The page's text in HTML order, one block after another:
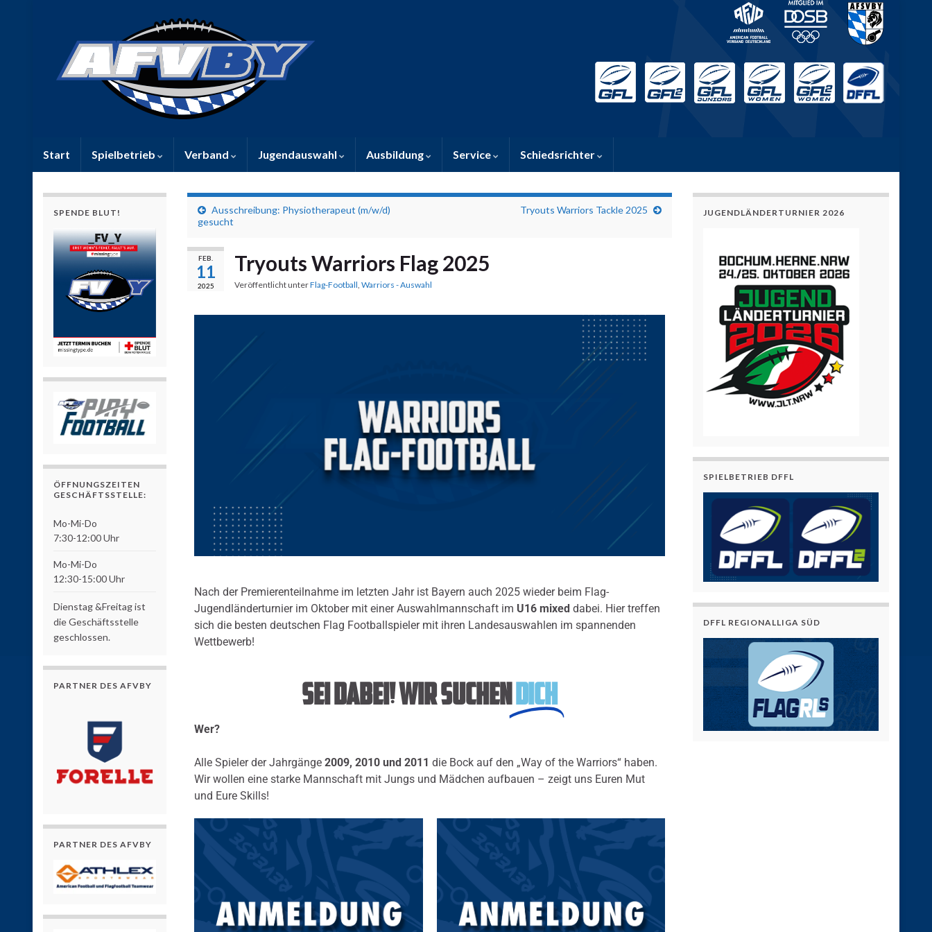
Start Spielbetrieb Verband Jugendauswahl Ausbildung Service Schiedsrichter
Ausschreibung: Physiotherapeut (m/w/d)
gesucht
Tryouts Warriors Tackle 2025
FEB.
11
2025
Tryouts Warriors Flag 2025
Veröffentlicht unterFlag-Football,Warriors - Auswahl
Nach der Premierenteilnahme im letzten Jahr ist Bayern auch 2025 wieder beim Flag-
Jugendländerturnier im Oktober mit einer Auswahlmannschaft im U16 mixed dabei. Hier treffen
sich die besten deutschen Flag Footballspieler mit ihren Landesauswahlen im spannenden
Wettbewerb!
Sei dabei! Wir suchenDich
Wer?
Alle Spieler der Jahrgänge2009, 2010 und 2011 die Bock auf den „Way of the Warriors“ haben.
Wir wollen eine starke Mannschaft mit Jungs und Mädchen aufbauen – zeigt uns Euren Mut
und Eure Skills!
SPENDE BLUT!
ÖFFNUNGSZEITEN
GESCHÄFTSSTELLE:
Mo-Mi-Do
7:30-12:00 Uhr
Mo-Mi-Do
12:30-15:00 Uhr
Dienstag &Freitag ist
die Geschäftsstelle
geschlossen.
PARTNER DES AFVBY
PARTNER DES AFVBY
JUGENDLÄNDERTURNIER 2026
SPIELBETRIEB DFFL
DFFL REGIONALLIGA SÜD